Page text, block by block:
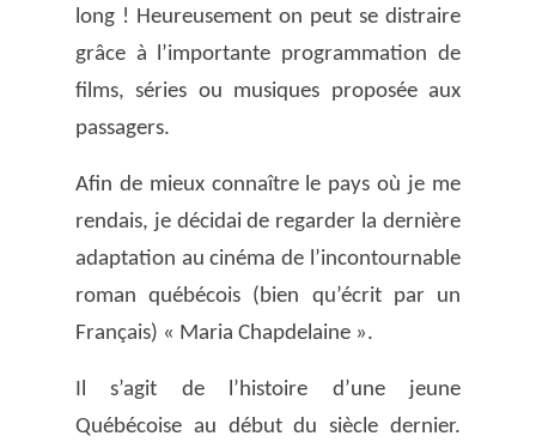
long ! Heureusement on peut se distraire
grâce à l’importante programmation de
films, séries ou musiques proposée aux
passagers.
Afin de mieux connaître le pays où je me
rendais, je décidai de regarder la dernière
adaptation au cinéma de l’incontournable
roman québécois (bien qu’écrit par un
Français) « Maria Chapdelaine ».
Il s’agit de l’histoire d’une jeune
Québécoise au début du siècle dernier.